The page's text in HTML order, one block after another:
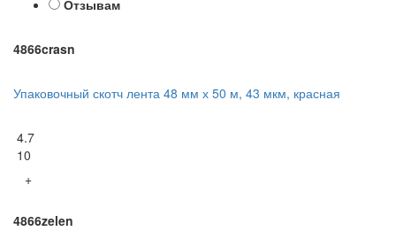
Отзывам
4866crasn
Упаковочный скотч лента 48 мм х 50 м, 43 мкм, красная
4.7
10
+
4866zelen